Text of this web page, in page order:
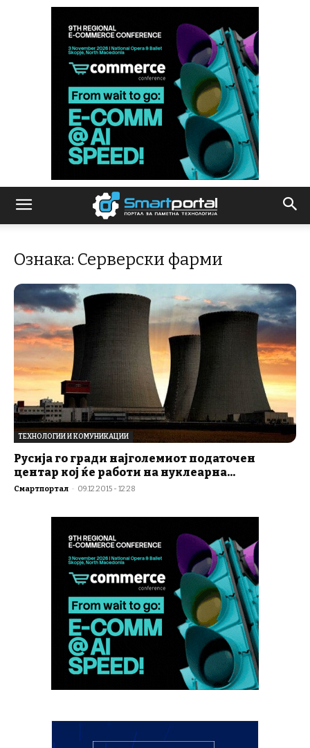
Ознака: Серверски фарми
ТЕХНОЛОГИИ И КОМУНИКАЦИИ
Русија го гради најголемиот податочен
центар кој ќе работи на нуклеарна...
Смартпортал - 09.12.2015 - 12:28